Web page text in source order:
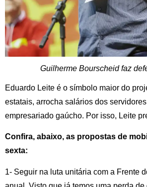
Guilherme Bourscheid faz
Eduardo Leite é o símbolo maior do
estatais, arrocha salários dos
empresariado gaúcho. Por isso, Leite
Confira, abaixo, as propostas de
sexta:
1- Seguir na luta unitária com a Frente